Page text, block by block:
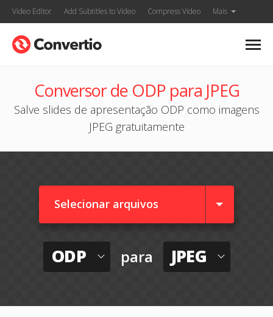
Video Editor Add Subtitles to Video Compress Video Mais
Conversor de ODP para JPEG
Salve slides de apresentação ODP como imagens
JPEG gratuitamente
Selecionar arquivos
ODP para JPEG